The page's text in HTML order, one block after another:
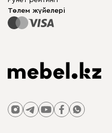
Сайт картасы
Үстелдер мен орындықтар
Төлем жүйелері